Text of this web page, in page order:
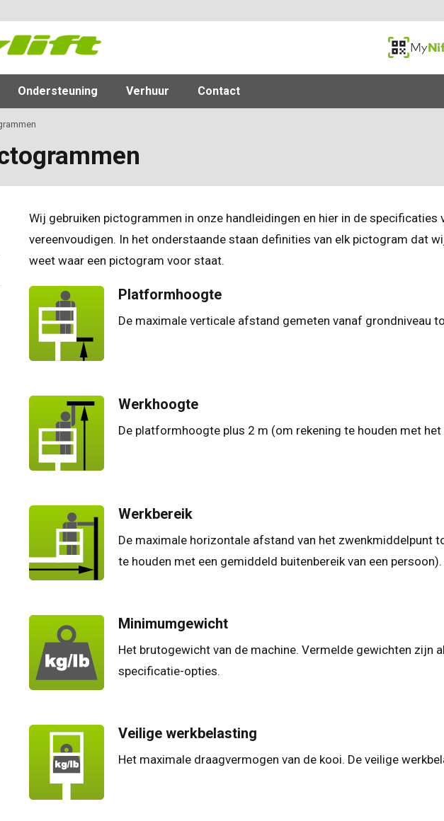
MyNifty
Ondersteuning Verhuur Contact
Wij gebruiken pictogrammen in onze handleidingen en hier in de
vereenvoudigen. In het onderstaande staan definities van elk pictogram dat
weet waar een pictogram voor staat.
Platformhoogte
De maximale verticale afstand gemeten vanaf grondniveau
Werkhoogte
De platformhoogte plus 2 m (om rekening te houden met
Werkbereik
De maximale horizontale afstand van het zwenkmiddelpunt
te houden met een gemiddeld buitenbereik van een persoon).
Minimumgewicht
Het brutogewicht van de machine. Vermelde gewichten zijn
specificatie-opties.
Veilige werkbelasting
Het maximale draagvermogen van de kooi. De veilige